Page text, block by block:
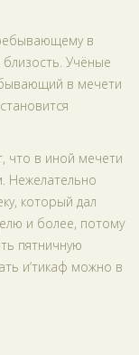
в
Учёные
в мечети
что в иной мечети
Нежелательно
который дал
и более, потому
пятничную
и‘тикаф можно в